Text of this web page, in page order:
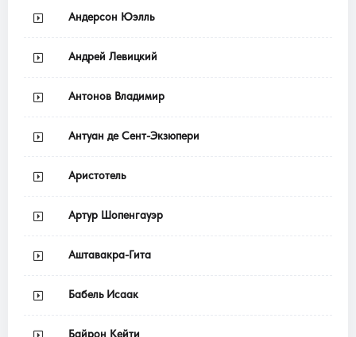
Андерсон Юэлль
Андрей Левицкий
Антонов Владимир
Антуан де Сент-Экзюпери
Аристотель
Артур Шопенгауэр
Аштавакра-Гита
Бабель Исаак
Байрон Кейти